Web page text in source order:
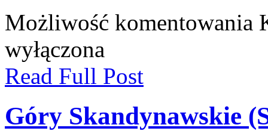
Możliwość komentowania
wyłączona
Read Full Post
Góry Skandynawskie